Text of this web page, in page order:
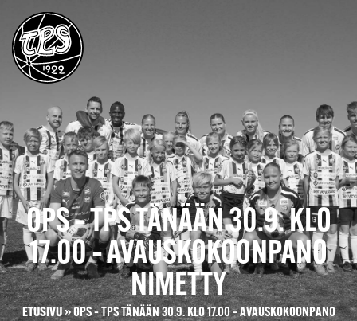
OPS – TPS TÄNÄÄN 30.9. KLO
17.00 – AVAUSKOKOONPANO
NIMETTY
ETUSIVU»OPS – TPS TÄNÄÄN 30.9. KLO 17.00 – AVAUSKOKOONPANO